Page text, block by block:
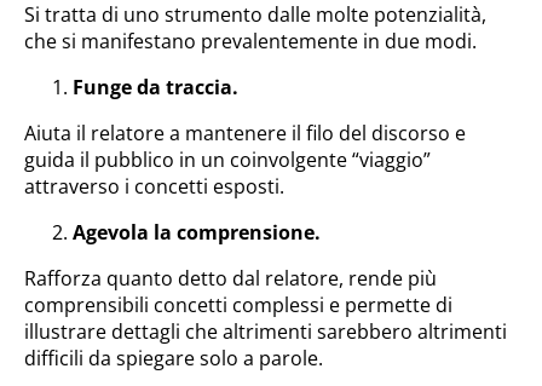
Si tratta di uno strumento dalle molte potenzialità,
che si manifestano prevalentemente in due modi.
Funge da traccia.
Aiuta il relatore a mantenere il filo del discorso e
guida il pubblico in un coinvolgente “viaggio”
attraverso i concetti esposti.
Agevola la comprensione.
Rafforza quanto detto dal relatore, rende più
comprensibili concetti complessi e permette di
illustrare dettagli che altrimenti sarebbero altrimenti
difficili da spiegare solo a parole.